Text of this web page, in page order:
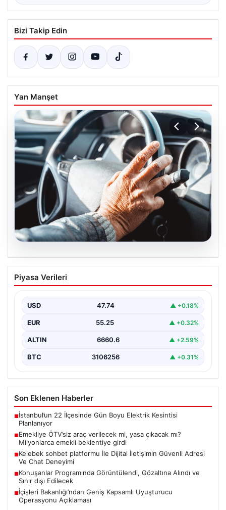
Bizi Takip Edin
Yan Manşet
08.08.2026
Emekliye ÖTV’siz araç verilecek mi,
yasa çıkacak mı? Milyonlarca emekli
Piyasa Verileri
USD 47.74 ▲ +0.18%
EUR 55.25 ▲ +0.32%
ALTIN 6660.6 ▲ +2.59%
BTC 3106256 ▲ +0.31%
Son Eklenen Haberler
■İstanbul’un 22 İlçesinde Gün Boyu Elektrik Kesintisi
Planlanıyor
■Emekliye ÖTV’siz araç verilecek mi, yasa çıkacak mı?
Milyonlarca emekli beklentiye girdi
■Kelebek sohbet platformu İle Dijital İletişimin Güvenli Adresi
Ve Chat Deneyimi
■Konuşanlar Programında Görüntülendi, Gözaltına Alındı ve
Sınır dışı Edilecek
■İçişleri Bakanlığı’ndan Geniş Kapsamlı Uyuşturucu
Operasyonu Açıklaması